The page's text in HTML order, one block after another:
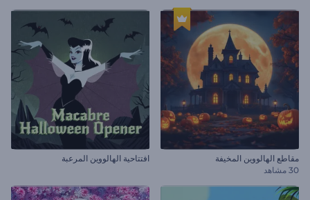
مقاطع الهالووين المخيفة
30 مشاهد
افتتاحية الهالووين المرعبة